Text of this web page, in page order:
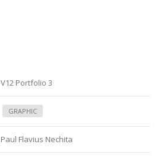
V12 Portfolio 3
GRAPHIC
Paul Flavius Nechita